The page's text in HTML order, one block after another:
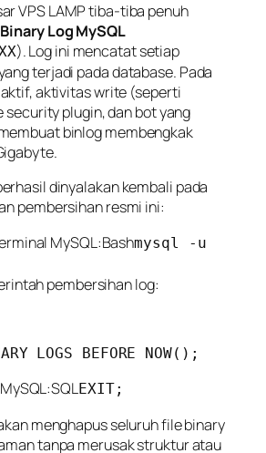
VPS LAMP tiba-tiba penuh
Binary Log MySQL
). Log ini mencatatsetiap
terjadi pada database. Pada
aktivitaswrite (seperti
plugin, dan bot yang
binlog membengkak
dinyalakan kembali pada
pembersihan resmi ini:
MySQL:Bashmysql -u
pembersihan log:
EXIT;
menghapus seluruh file binary
tanpa merusak struktur atau